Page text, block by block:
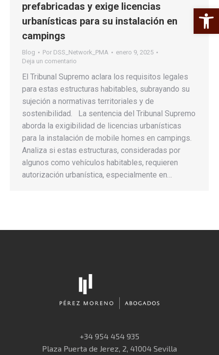
Abrir
prefabricadas y exige licencias
urbanísticas para su instalación en
campings
Blog Por DSS_Network_PMA
enero 9, 2025
Deja un comentario
El Tribunal Supremo aclara los requisitos legales
para estas estructuras habitables, subrayando su
sujeción a normativas territoriales y de
sostenibilidad. La sentencia del Tribunal Supremo
aborda la exigibilidad de licencias urbanísticas
para la instalación de mobile homes en campings.
Analiza si estas estructuras, consideradas por
algunos como vehículos habitables, requieren
autorización urbanística, especialmente en…
+34 954 454 935
Plaza Puerta de Jerez, 2, 41004 Sevilla